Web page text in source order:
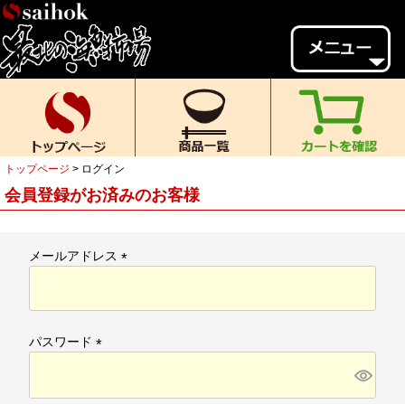
会員様メニュー
ゲスト
様、
いらっしゃいませ。
ご来店ありがとうございます。
新規会員登録
MYページ MYクーポン
ポイント履歴
返品について ご利用ガイド
トップページ ログイン
会員登録がお済みのお客様
メールアドレス
パスワード